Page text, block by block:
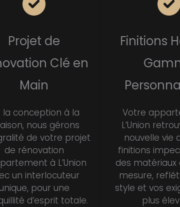
Projet de
Clé en
Main
la conception à la
nous gérons
de votre projet
de rénovation
à L’Union
un interlocuteur
unique, pour une
d’esprit totale.
Finitions
Votre
L’Union
nouvelle vie
finitions
des matériaux
mesure,
style et vos
plus